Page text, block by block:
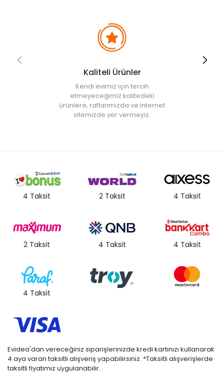
• " Ürün görsellerinde ışık, ortam ve dijital düzenlemelere bağlı
olarak renk ve doku farklılıkları oluşabilir. "
Kaliteli Ürünler
Kendi evimiz için tercih
etmeyeceğimiz kalitedeki
ürünlere, raflarımızda ve internet
sitemizde yer vermeyiz.
4 Taksit 2 Taksit 4 Taksit
2 Taksit 4 Taksit 4 Taksit
4 Taksit
Evidea'dan vereceğiniz siparişlerinizde kredi kartınızı kullanarak
4 aya varan taksitli alışveriş yapabilirsiniz. *Taksitli alışverişlerde
taksitli fiyatımız uygulanabilir.